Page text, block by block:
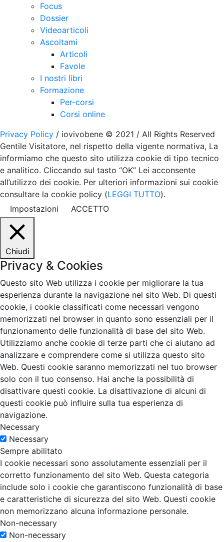
Focus
Dossier
Videoarticoli
Ascoltami
Articoli
Favole
I nostri libri
Formazione
Per-corsi
Corsi online
Privacy Policy / iovivobene © 2021 / All Rights Reserved
Gentile Visitatore, nel rispetto della vigente normativa, La
informiamo che questo sito utilizza cookie di tipo tecnico
e analitico. Cliccando sul tasto “OK” Lei acconsente
all’utilizzo dei cookie. Per ulteriori informazioni sui cookie
consultare la cookie policy (LEGGI TUTTO).
Impostazioni
ACCETTO
Chiudi
Privacy & Cookies
Questo sito Web utilizza i cookie per migliorare la tua
esperienza durante la navigazione nel sito Web. Di questi
cookie, i cookie classificati come necessari vengono
memorizzati nel browser in quanto sono essenziali per il
funzionamento delle funzionalità di base del sito Web.
Utilizziamo anche cookie di terze parti che ci aiutano ad
analizzare e comprendere come si utilizza questo sito
Web. Questi cookie saranno memorizzati nel tuo browser
solo con il tuo consenso. Hai anche la possibilità di
disattivare questi cookie. La disattivazione di alcuni di
questi cookie può influire sulla tua esperienza di
navigazione.
Necessary
Necessary
Sempre abilitato
I cookie necessari sono assolutamente essenziali per il
corretto funzionamento del sito Web. Questa categoria
include solo i cookie che garantiscono funzionalità di base
e caratteristiche di sicurezza del sito Web. Questi cookie
non memorizzano alcuna informazione personale.
Non-necessary
Non-necessary